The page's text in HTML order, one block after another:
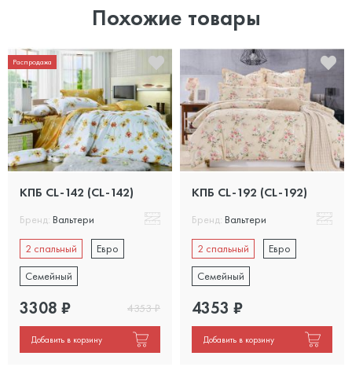
Похожие товары
Распродажа
КПБ CL-142 (CL-142)
Бренд: Вальтери
2 спальный
Евро
Семейный
3308 ₽ 4353₽
Добавить в корзину
КПБ CL-192 (CL-192)
Бренд: Вальтери
2 спальный
Евро
Семейный
4353 ₽
Добавить в корзину